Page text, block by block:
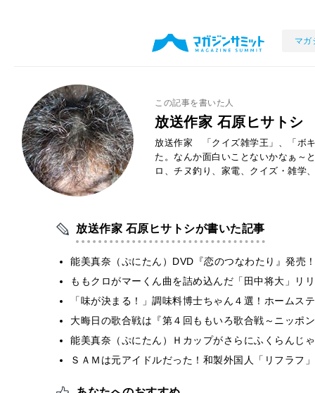
マガ
この記事を書いた人
放送作家 石原ヒサトシ
放送作家 「クイズ雑学王」、「ボ
た。なんか面白いことないかなぁ～
ロ、チヌ釣り、家電、クイズ・雑学
放送作家 石原ヒサトシが書いた記事
能美真奈（ぷにたん）DVD『恋のつなわたり』発売
ももクロがマーくん曲を詰め込んだ「田中将大」
「味が決まる！」調味料博士ちゃん４選！ホームス
大晦日の歌合戦は『第４回ももいろ歌合戦～ニッポ
能美真奈（ぷにたん）Ｈカップがさらにふくらんじ
ＳＡＭは元アイドルだった！和製外国人「リフラフ